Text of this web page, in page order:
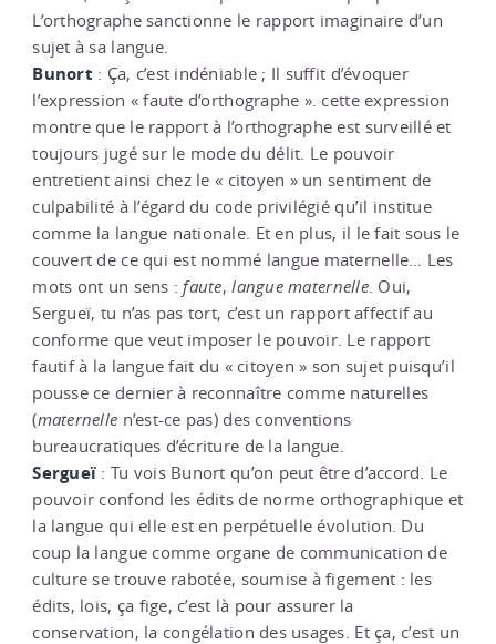
L’orthographe sanctionne le rapport imaginaire d’un
sujet à sa langue.
Bunort : Ça, c’est indéniable ; Il suffit d’évoquer
l’expression « faute d’orthographe ». cette expression
montre que le rapport à l’orthographe est surveillé et
toujours jugé sur le mode du délit. Le pouvoir
entretient ainsi chez le « citoyen » un sentiment de
culpabilité à l’égard du code privilégié qu’il institue
comme la langue nationale. Et en plus, il le fait sous le
couvert de ce qui est nommé langue maternelle… Les
mots ont un sens :faute,langue maternelle. Oui,
Sergueï, tu n’as pas tort, c’est un rapport affectif au
conforme que veut imposer le pouvoir. Le rapport
fautif à la langue fait du « citoyen » son sujet puisqu’il
pousse ce dernier à reconnaître comme naturelles
(maternelle n’est-ce pas) des conventions
bureaucratiques d’écriture de la langue.
Sergueï : Tu vois Bunort qu’on peut être d’accord. Le
pouvoir confond les édits de norme orthographique et
la langue qui elle est en perpétuelle évolution. Du
coup la langue comme organe de communication de
culture se trouve rabotée, soumise à figement : les
édits, lois, ça fige, c’est là pour assurer la
conservation, la congélation des usages. Et ça, c’est un